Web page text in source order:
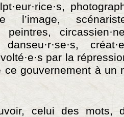
peintres,
danseu·r·se·s,
par la
ce gouvernement à un
celui des mots,